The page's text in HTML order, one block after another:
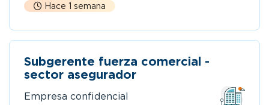
Hace 1 semana
Subgerente fuerza comercial -
sector asegurador
Empresa confidencial